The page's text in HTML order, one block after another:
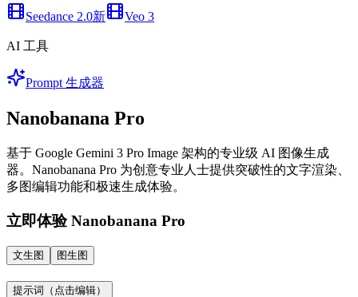
Seedance 2.0新 Veo 3
AI 工具
Prompt 生成器
Nanobanana Pro
基于 Google Gemini 3 Pro Image 架构的专业级 AI 图像生成
器。Nanobanana Pro 为创意专业人士提供突破性的文字渲染、
多图编辑功能和极速生成体验。
立即体验 Nanobanana Pro
文生图 图生图
提示词 （点击编辑）